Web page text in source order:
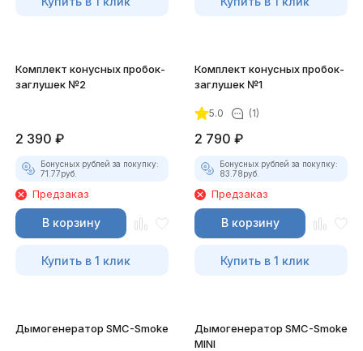
Комплект конусных пробок-
заглушек №2
2 390 ₽
Бонусных рублей за покупку:
71.77руб.
Предзаказ
В корзину
Купить в 1 клик
Комплект конусных пробок-
заглушек №1
5.0 (1)
2 790 ₽
Бонусных рублей за покупку:
83.78руб.
Предзаказ
В корзину
Купить в 1 клик
Дымогенератор SMC-Smoke
Дымогенератор SMC-Smoke
MINI